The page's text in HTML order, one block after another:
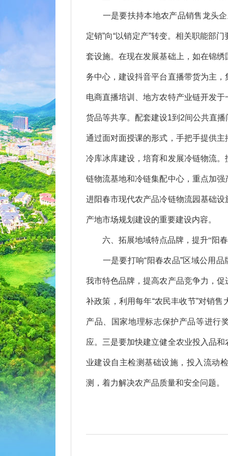
一是要扶持本地农产品销售龙头企
定销”向“以销定产”转变。相关职能部
套设施。在现在发展基础上，如在锦
务中心，建设抖音平台直播带货为主
电商直播培训、地方农特产业链开发
货品等共享。配套建设1到2间公共直
通过面对面授课的形式，手把手提供
冷库冰库建设，培育和发展冷链物流
链物流基地和冷链集配中心，重点加
进阳春市现代农产品冷链物流园基础
产地市场规划建设的重要建设内容。
六、拓展地域特点品牌，提升“阳
一是要打响“阳春农品”区域公用品
我市特色品牌，提高农产品竞争力，
补政策，利用每年“农民丰收节”对销
产品、国家地理标志保护产品等进行
应。三是要加快建立健全农业投入品
业建设自主检测基础设施，投入流动
测，着力解决农产品质量和安全问题。